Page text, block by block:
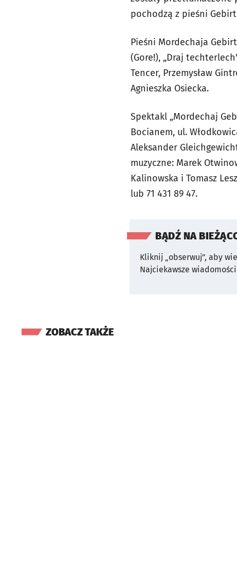
pochodzą z pieśni
Pieśni Mordechaja
(Gore!), „Draj
Tencer, Przemysław
Agnieszka Osiecka.
Spektakl „Mordechaj
Bocianem, ul.
Aleksander
muzyczne: Marek
Kalinowska i Tomasz
lub 71 431 89 47.
BĄDŹ NA
Kliknij „obserwuj”, aby
Najciekawsze
ZOBACZ TAKŻE